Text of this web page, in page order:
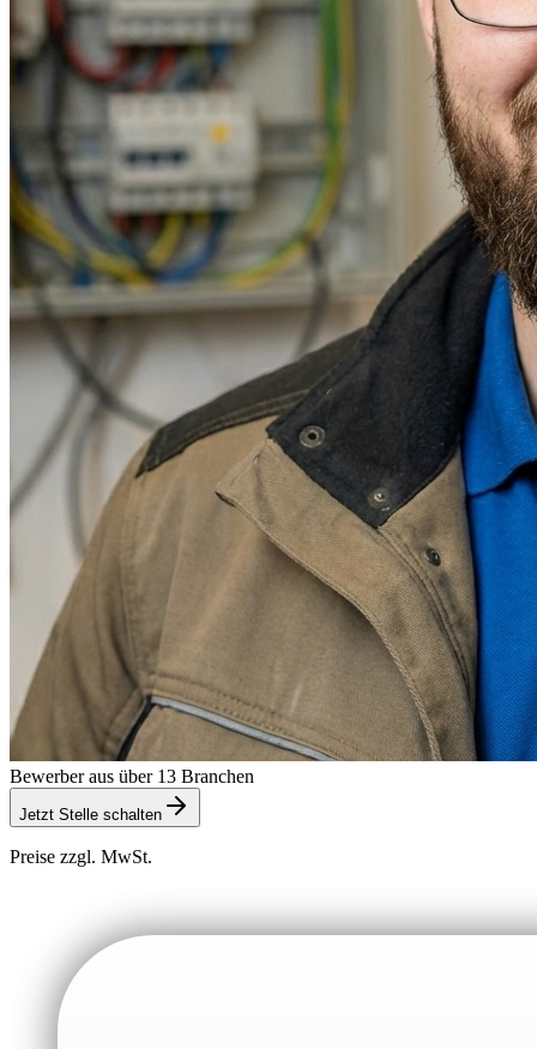
Bewerber aus über 13 Branchen
Jetzt Stelle schalten
Preise zzgl. MwSt.